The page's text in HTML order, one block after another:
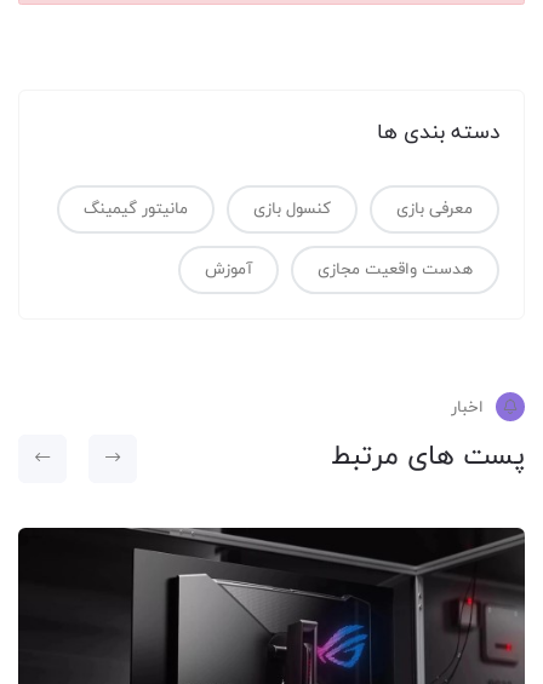
دسته بندی ها
معرفی بازی کنسول بازی مانیتور گیمینگ
هدست واقعیت مجازی آموزش
اخبار
پست های مرتبط